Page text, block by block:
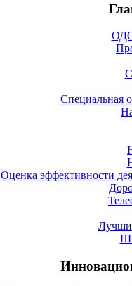
Специальная
Оценка эффективности